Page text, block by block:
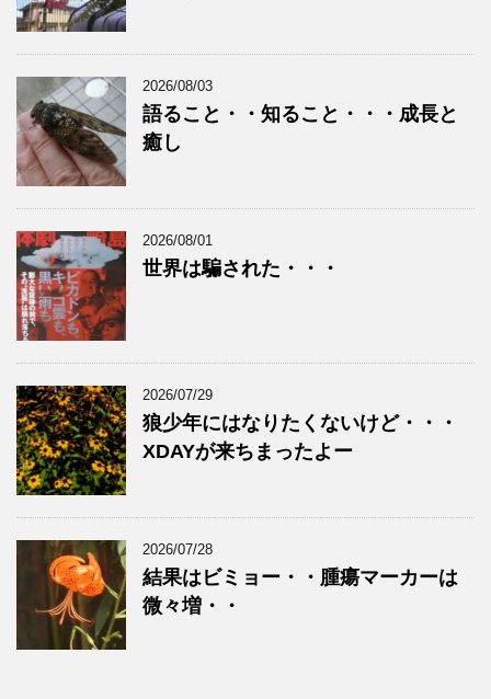
2026/08/03
語ること・・知ること・・・成長と
癒し
2026/08/01
世界は騙された・・・
2026/07/29
狼少年にはなりたくないけど・・・
XDAYが来ちまったよー
2026/07/28
結果はビミョー・・腫瘍マーカーは
微々増・・